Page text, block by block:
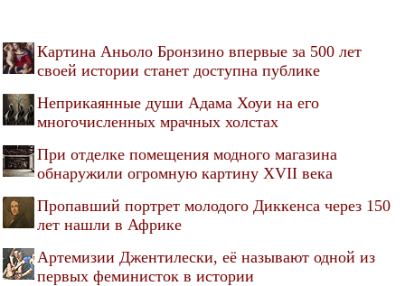
Картина Аньоло Бронзино впервые за 500 лет
своей истории станет доступна публике
Неприкаянные души Адама Хоуи на его
многочисленных мрачных холстах
При отделке помещения модного магазина
обнаружили огромную картину XVII века
Пропавший портрет молодого Диккенса через 150
лет нашли в Африке
Артемизии Джентилески, её называют одной из
первых феминисток в истории